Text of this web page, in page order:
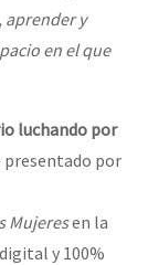
aprender y
en el que
luchando por
presentado por
Mujeresen la
y 100%